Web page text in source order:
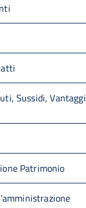
Sussidi, Vantaggi
Patrimonio